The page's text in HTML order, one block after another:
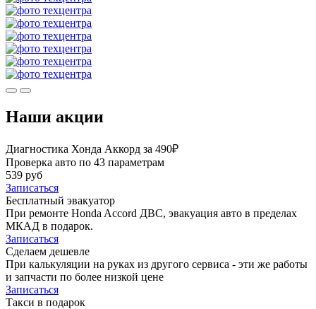
Наши акции
Диагностика Хонда Аккорд за 490₽
Проверка авто по 43 параметрам
539 руб
Записаться
Бесплатный эвакуатор
При ремонте Honda Accord ДВС, эвакуация авто в пределах
МКАД в подарок.
Записаться
Сделаем дешевле
При калькуляции на руках из другого сервиса - эти же работы
и запчасти по более низкой цене
Записаться
Такси в подарок